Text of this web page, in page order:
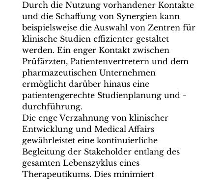
Durch die Nutzung vorhandener Kontakte
und die Schaffung von Synergien kann
beispielsweise die Auswahl von Zentren für
klinische Studien effizienter gestaltet
werden. Ein enger Kontakt zwischen
Prüfärzten, Patientenvertretern und dem
pharmazeutischen Unternehmen
ermöglicht darüber hinaus eine
patientengerechte Studienplanung und -
durchführung.
Die enge Verzahnung von klinischer
Entwicklung und Medical Affairs
gewährleistet eine kontinuierliche
Begleitung der Stakeholder entlang des
gesamten Lebenszyklus eines
Therapeutikums. Dies minimiert